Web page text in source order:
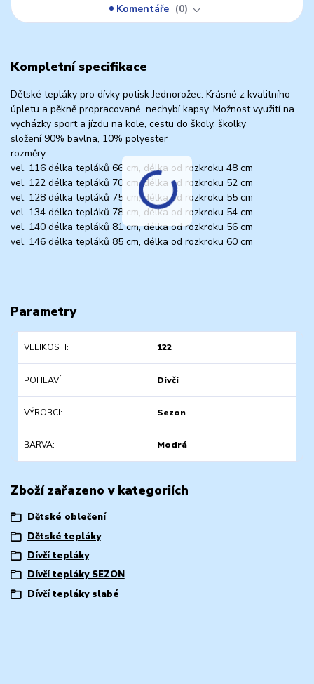
Komentáře
0
Kompletní specifikace
Dětské tepláky pro dívky potisk Jednorožec. Krásné z kvalitního
úpletu a pěkně propracované, nechybí kapsy. Možnost využití na
vycházky sport a jízdu na kole, cestu do školy, školky
složení 90% bavlna, 10% polyester
rozměry
vel. 116 délka tepláků 66 cm, délka od rozkroku 48 cm
vel. 122 délka tepláků 70 cm, délka od rozkroku 52 cm
vel. 128 délka tepláků 75 cm, délka od rozkroku 55 cm
vel. 134 délka tepláků 78 cm, délka od rozkroku 54 cm
vel. 140 délka tepláků 81 cm, délka od rozkroku 56 cm
vel. 146 délka tepláků 85 cm, délka od rozkroku 60 cm
Parametry
VELIKOSTI 122
POHLAVÍ Dívčí
VÝROBCI Sezon
BARVA Modrá
Zboží zařazeno v kategoriích
Dětské oblečení
Dětské tepláky
Dívčí tepláky
Dívčí tepláky SEZON
Dívčí tepláky slabé